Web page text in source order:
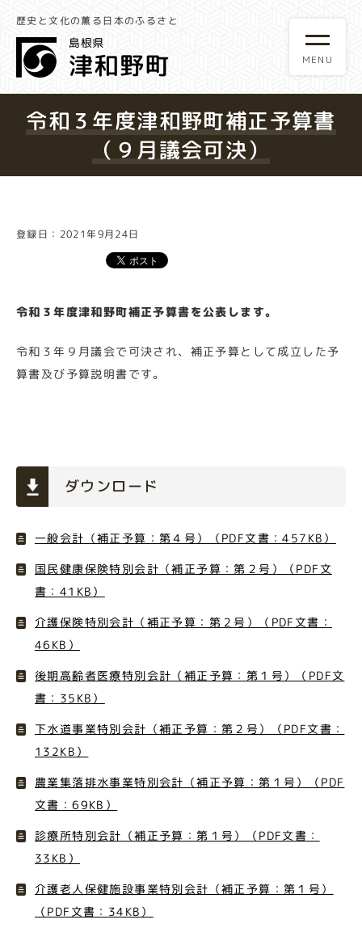
歴史と文化の薫る日本のふるさと
令和３年度津和野町補正予算書
（９月議会可決）
登録日：2021年9月24日
令和３年度津和野町補正予算書を公表します。
令和３年９月議会で可決され、補正予算として成立した予
算書及び予算説明書です。
ダウンロード
一般会計（補正予算：第４号）（PDF文書：457KB）
国民健康保険特別会計（補正予算：第２号）（PDF文
書：41KB）
介護保険特別会計（補正予算：第２号）（PDF文書：
46KB）
後期高齢者医療特別会計（補正予算：第１号）（PDF文
書：35KB）
下水道事業特別会計（補正予算：第２号）（PDF文書：
132KB）
農業集落排水事業特別会計（補正予算：第１号）（PDF
文書：69KB）
診療所特別会計（補正予算：第１号）（PDF文書：
33KB）
介護老人保健施設事業特別会計（補正予算：第１号）
（PDF文書：34KB）